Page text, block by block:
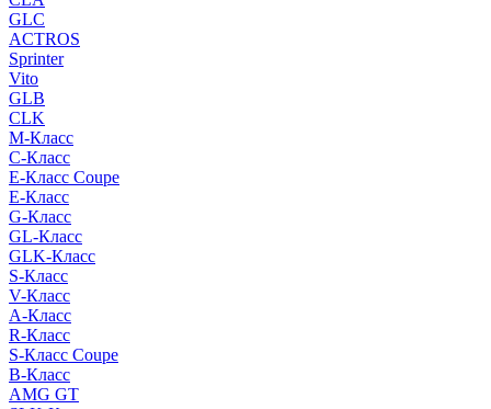
GLC
ACTROS
Sprinter
Vito
GLB
CLK
M-Класс
C-Класс
E-Класс Coupe
E-Класс
G-Класс
GL-Класс
GLK-Класс
S-Класс
V-Класс
A-Класс
R-Класс
S-Класс Сoupe
B-Класс
AMG GT